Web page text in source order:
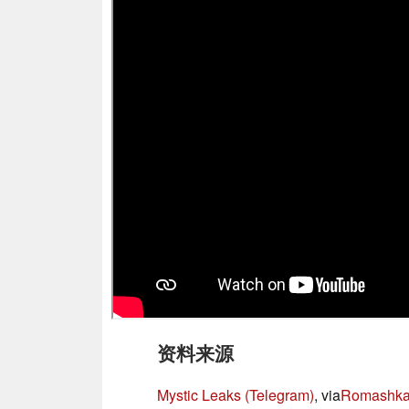
资料来源
Mystic Leaks (Telegram), via